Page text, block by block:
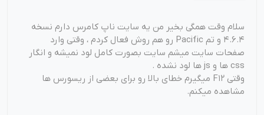
سلام وقت همگی بخیر من یه سایت ناپ کامرس دارم نسخه
4.6.4 و تم Pacific رو هم روش فعال کردم ، وقتی وارد
صفحات سایت میشم سایت بصورت کامل لود نمیشه و انگار
css ها و js ها لود نشده .
وقتی F12 میگیرم خطای بالا رو برای بعضی از ریسورس ها
مشاهده میکنم.